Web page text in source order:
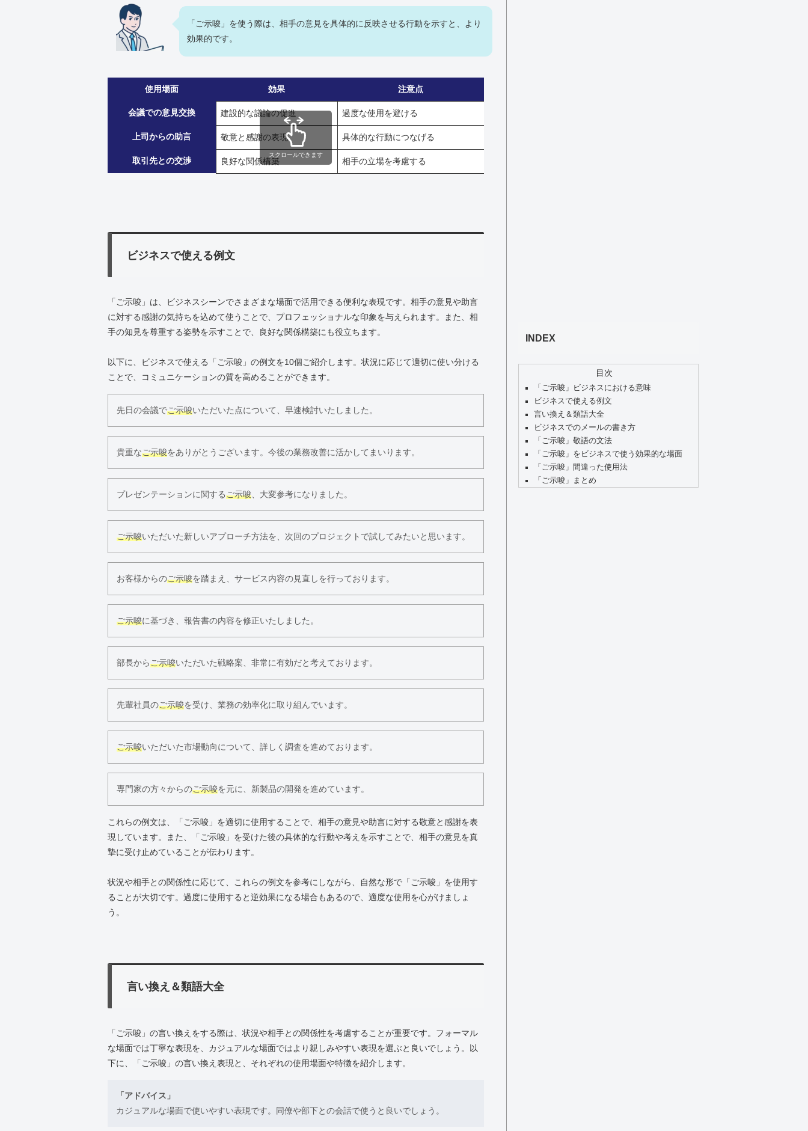
「ご示唆」を使う際は、相手の意見を具体的に反映させる行動を示すと、より
効果的です。
使用場面 効果 注意点
会議での意見交換 建設的な議論の促進 過度な使用を避ける
上司からの助言 敬意と感謝の表現 具体的な行動につなげる
取引先との交渉 良好な関係構築 相手の立場を考慮する
スクロールできます
ビジネスで使える例文
「ご示唆」は、ビジネスシーンでさまざまな場面で活用できる便利な表現です。相手の意見や助言
に対する感謝の気持ちを込めて使うことで、プロフェッショナルな印象を与えられます。また、相
手の知見を尊重する姿勢を示すことで、良好な関係構築にも役立ちます。
以下に、ビジネスで使える「ご示唆」の例文を10個ご紹介します。状況に応じて適切に使い分ける
ことで、コミュニケーションの質を高めることができます。
先日の会議でご示唆いただいた点について、早速検討いたしました。
貴重なご示唆をありがとうございます。今後の業務改善に活かしてまいります。
プレゼンテーションに関するご示唆 、大変参考になりました。
ご示唆いただいた新しいアプローチ方法を、次回のプロジェクトで試してみたいと思います。
お客様からのご示唆を踏まえ、サービス内容の見直しを行っております。
ご示唆に基づき、報告書の内容を修正いたしました。
部長からご示唆いただいた戦略案、非常に有効だと考えております。
先輩社員のご示唆を受け、業務の効率化に取り組んでいます。
ご示唆いただいた市場動向について、詳しく調査を進めております。
専門家の方々からのご示唆を元に、新製品の開発を進めています。
これらの例文は、「ご示唆」を適切に使用することで、相手の意見や助言に対する敬意と感謝を表
現しています。また、「ご示唆」を受けた後の具体的な行動や考えを示すことで、相手の意見を真
摯に受け止めていることが伝わります。
状況や相手との関係性に応じて、これらの例文を参考にしながら、自然な形で「ご示唆」を使用す
ることが大切です。過度に使用すると逆効果になる場合もあるので、適度な使用を心がけましょ
う。
言い換え＆類語大全
「ご示唆」の言い換えをする際は、状況や相手との関係性を考慮することが重要です。フォーマル
な場面では丁寧な表現を、カジュアルな場面ではより親しみやすい表現を選ぶと良いでしょう。以
下に、「ご示唆」の言い換え表現と、それぞれの使用場面や特徴を紹介します。
「アドバイス」
カジュアルな場面で使いやすい表現です。同僚や部下との会話で使うと良いでしょう。
INDEX
目次
「ご示唆」ビジネスにおける意味
ビジネスで使える例文
言い換え＆類語大全
ビジネスでのメールの書き方
「ご示唆」敬語の文法
「ご示唆」をビジネスで使う効果的な場面
「ご示唆」間違った使用法
「ご示唆」まとめ